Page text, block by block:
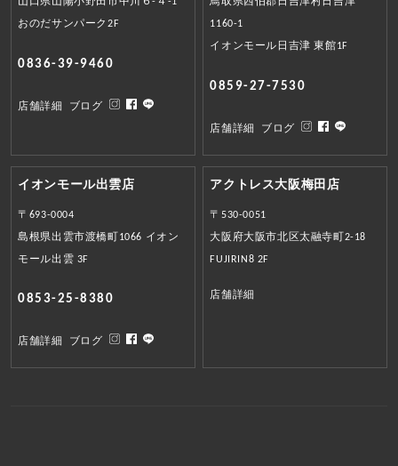
おのだサンパーク2F
0836-39-9460
店舗詳細 ブログ
1160-1
イオンモール日吉津 東館1F
0859-27-7530
店舗詳細 ブログ
イオンモール出雲店
〒693-0004
島根県出雲市渡橋町1066 イオン
モール出雲 3F
0853-25-8380
店舗詳細 ブログ
アクトレス大阪梅田店
〒530-0051
大阪府大阪市北区太融寺町2-18
FUJIRIN8 2F
店舗詳細